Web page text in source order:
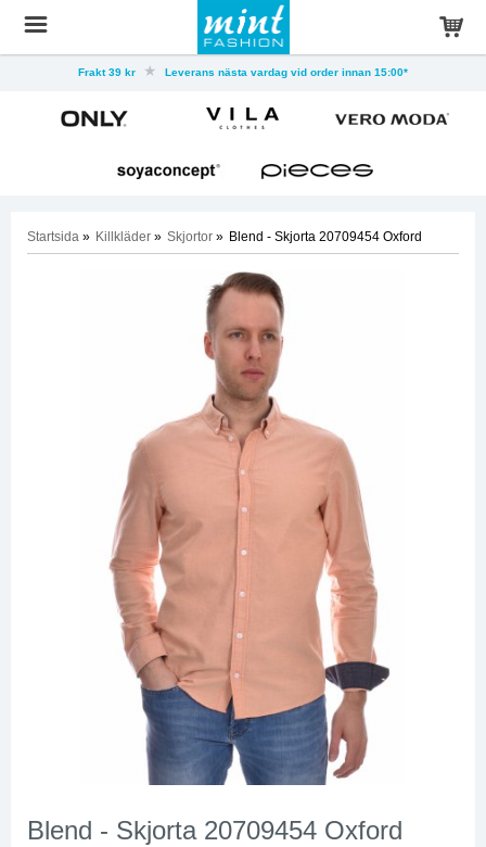
Frakt 39 kr Leverans nästa vardag vid order innan 15:00*
Startsida » Killkläder » Skjortor » Blend - Skjorta 20709454 Oxford
Blend - Skjorta 20709454 Oxford